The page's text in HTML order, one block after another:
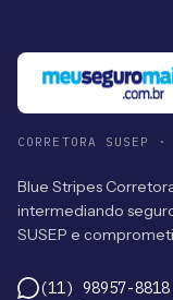
CORRETORA SUSEP
Blue Stripes
intermediando
SUSEP e
(11) 98957-8818